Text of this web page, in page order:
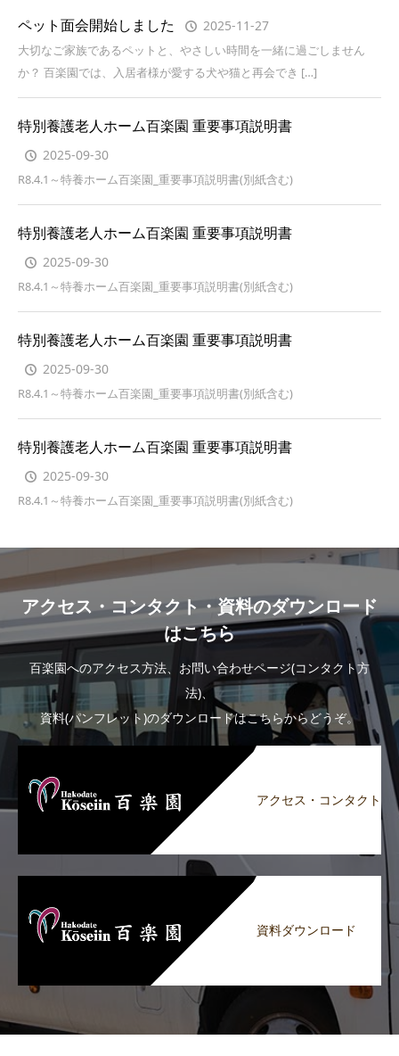
ペット面会開始しました 2025-11-27
大切なご家族であるペットと、やさしい時間を一緒に過ごしません
か？ 百楽園では、入居者様が愛する犬や猫と再会でき […]
特別養護老人ホーム百楽園 重要事項説明書
2025-09-30
R8.4.1～特養ホーム百楽園_重要事項説明書(別紙含む)
特別養護老人ホーム百楽園 重要事項説明書
2025-09-30
R8.4.1～特養ホーム百楽園_重要事項説明書(別紙含む)
特別養護老人ホーム百楽園 重要事項説明書
2025-09-30
R8.4.1～特養ホーム百楽園_重要事項説明書(別紙含む)
特別養護老人ホーム百楽園 重要事項説明書
2025-09-30
R8.4.1～特養ホーム百楽園_重要事項説明書(別紙含む)
アクセス・コンタクト・資料のダウンロード
はこちら
百楽園へのアクセス方法、お問い合わせページ(コンタクト方
法)、
資料(パンフレット)のダウンロードはこちらからどうぞ。
アクセス・コンタクト
資料ダウンロード